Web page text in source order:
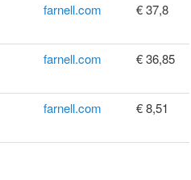
farnell.com € 37,8
farnell.com € 36,85
farnell.com € 8,51